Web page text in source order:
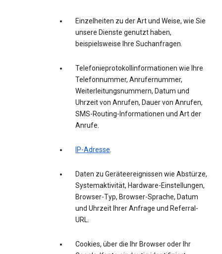
Einzelheiten zu der Art und Weise, wie Sie
unsere Dienste genutzt haben,
beispielsweise Ihre Suchanfragen.
Telefonieprotokollinformationen wie Ihre
Telefonnummer, Anrufernummer,
Weiterleitungsnummern, Datum und
Uhrzeit von Anrufen, Dauer von Anrufen,
SMS-Routing-Informationen und Art der
Anrufe.
IP-Adresse.
Daten zu Geräteereignissen wie Abstürze,
Systemaktivität, Hardware-Einstellungen,
Browser-Typ, Browser-Sprache, Datum
und Uhrzeit Ihrer Anfrage und Referral-
URL.
Cookies, über die Ihr Browser oder Ihr